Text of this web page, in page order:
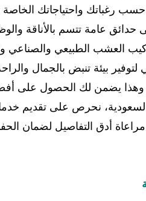
رغباتك واحتياجاتك الخاصة
حدائق عامة تتسم بالأناقة
العشب الطبيعي والصناعي
بيئة تنبض بالجمال
وهذا يضمن لك الحصول على
نحرص على تقديم
أدق التفاصيل لضمان